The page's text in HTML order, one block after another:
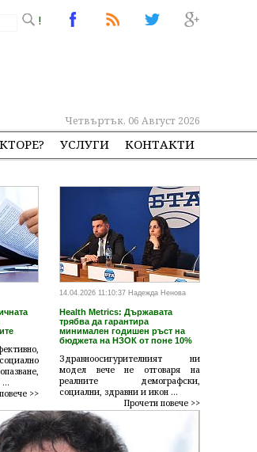
!
Четвъртък, 06 Август 2026
УСЛУГИ КОНТАКТИ
на българското
...
>>
14.04.2026 11:10:37 Надежда Ненова
Health Metrics: Държавата
трябва да гарантира
минимален годишен ръст на
бюджета на НЗОК от поне 10%
Здравноосигурителният ни
модел вече не отговаря на
реалните демографски,
социални, здравни и икон ...
Прочети повече >>